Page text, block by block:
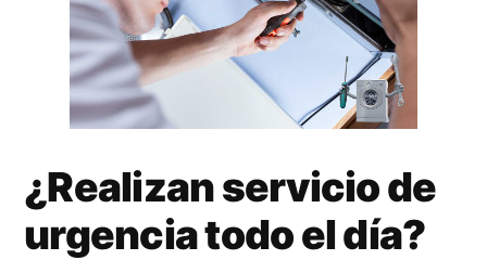
¿Realizan servicio de
urgencia todo el día?